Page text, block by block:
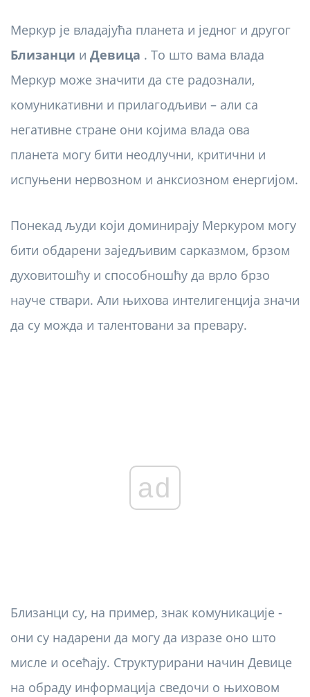
Меркур је владајућа планета и једног и другог
Близанци и Девица . То што вама влада
Меркур може значити да сте радознали,
комуникативни и прилагодљиви – али са
негативне стране они којима влада ова
планета могу бити неодлучни, критични и
испуњени нервозном и анксиозном енергијом.
Понекад људи који доминирају Меркуром могу
бити обдарени заједљивим сарказмом, брзом
духовитошћу и способношћу да врло брзо
науче ствари. Али њихова интелигенција значи
да су можда и талентовани за превару.
ad
Близанци су, на пример, знак комуникације -
они су надарени да могу да изразе оно што
мисле и осећају. Структурирани начин Девице
на обраду информација сведочи о њиховом